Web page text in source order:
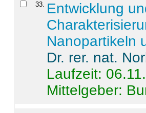
33. Entwicklung
Nanopartikeln
Dr. rer. nat.
Laufzeit:
Mittelgeber: